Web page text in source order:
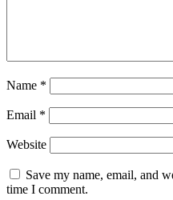
Name *
Email *
Website
Save my name, email, and
time I comment.